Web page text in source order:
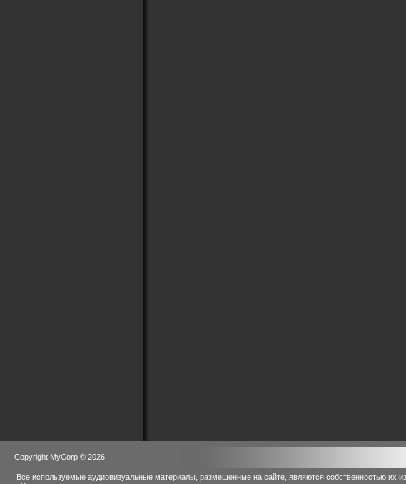
Copyright MyCorp © 2026
Все используемые аудиовизуальные материалы, размещенные на сайте, являются собственностью их